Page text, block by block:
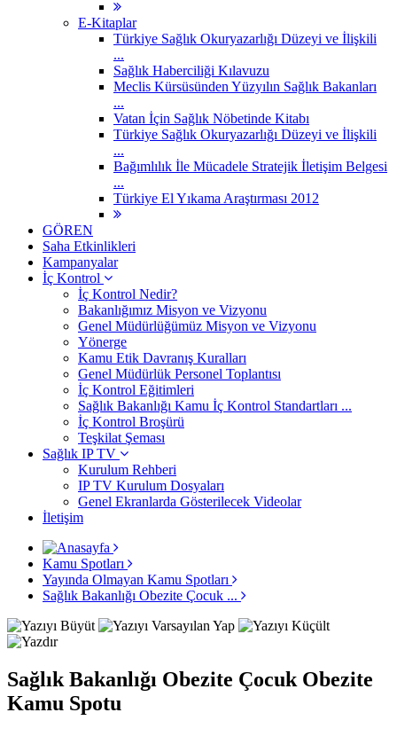
E-Kitaplar
Türkiye Sağlık Okuryazarlığı Düzeyi ve İlişkili
...
Sağlık Haberciliği Kılavuzu
Meclis Kürsüsünden Yüzyılın Sağlık Bakanları
...
Vatan İçin Sağlık Nöbetinde Kitabı
Türkiye Sağlık Okuryazarlığı Düzeyi ve İlişkili
...
Bağımlılık İle Mücadele Stratejik İletişim Belgesi
...
Türkiye El Yıkama Araştırması 2012
GÖREN
Saha Etkinlikleri
Kampanyalar
İç Kontrol
İç Kontrol Nedir?
Bakanlığımız Misyon ve Vizyonu
Genel Müdürlüğümüz Misyon ve Vizyonu
Yönerge
Kamu Etik Davranış Kuralları
Genel Müdürlük Personel Toplantısı
İç Kontrol Eğitimleri
Sağlık Bakanlığı Kamu İç Kontrol Standartları ...
İç Kontrol Broşürü
Teşkilat Şeması
Sağlık IP TV
Kurulum Rehberi
IP TV Kurulum Dosyaları
Genel Ekranlarda Gösterilecek Videolar
İletişim
Kamu Spotları
Yayında Olmayan Kamu Spotları
Sağlık Bakanlığı Obezite Çocuk ...
Sağlık Bakanlığı Obezite Çocuk Obezite
Kamu Spotu